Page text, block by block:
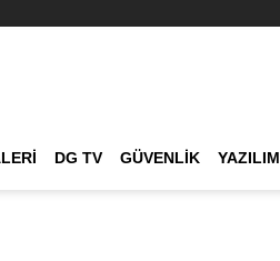
DG TV GÜVENLIK YAZILIM